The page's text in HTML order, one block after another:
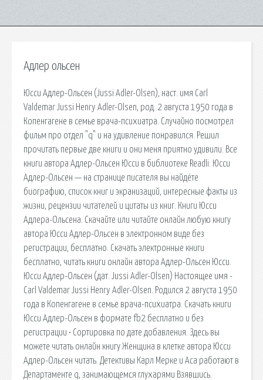
Адлер ольсен
Юсси Адлер-Ольсен (Jussi Adler-Olsen), наст. имя Carl
Valdemar Jussi Henry Adler-Olsen, род. 2 августа 1950 года в
Копенгагене в семье врача-психиатра. Случайно посмотрел
фильм про отдел "q" и на удивление понравился. Решил
прочитать первые две книги и они меня приятно удивили. Все
книги автора Адлер-Ольсен Юсси в библиотеке Readli. Юсси
Адлер-Ольсен — на странице писателя вы найдёте
биографию, список книг и экранизаций, интересные факты из
жизни, рецензии читателей и цитаты из книг. Книги Юсси
Адлера-Ольсена. Скачайте или читайте онлайн любую книгу
автора Юсси Адлер-Ольсен в электронном виде без
регистрации, бесплатно. Скачать электронные книги
бесплатно, читать книги онлайн автора Адлер-Ольсен Юсси.
Юсси Адлер-Ольсен (дат. Jussi Adler-Olsen) Настоящее имя -
Carl Valdemar Jussi Henry Adler-Olsen. Родился 2 августа 1950
года в Копенгагене в семье врача-психиатра. Скачать книги
Юсси Адлер-Ольсен в формате fb2 бесплатно и без
регистрации • Сортировка по дате добавления. Здесь вы
можете читать онлайн книгу Женщина в клетке автора Юсси
Адлер-Ольсен читать. Детективы Карл Мерке и Аса работают в
Департаменте q, занимающемся глухарями Взявшись.